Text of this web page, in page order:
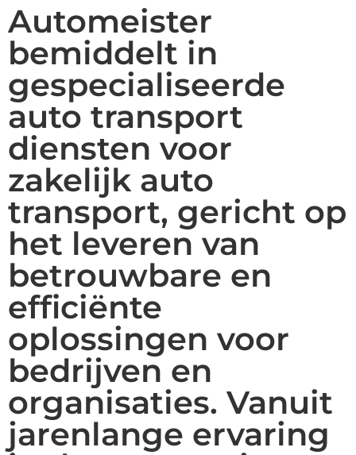
Automeister
bemiddelt in
gespecialiseerde
auto transport
diensten voor
zakelijk auto
transport, gericht op
het leveren van
betrouwbare en
efficiënte
oplossingen voor
bedrijven en
organisaties. Vanuit
jarenlange ervaring